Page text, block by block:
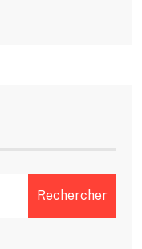
Rechercher